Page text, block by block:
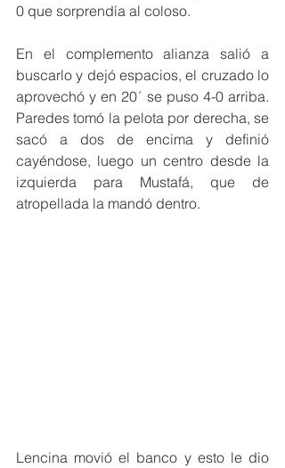
0 que sorprendía al coloso.
En el complemento alianza salió a
buscarlo y dejó espacios, el cruzado lo
aprovechó y en 20´ se puso 4-0 arriba.
Paredes tomó la pelota por derecha, se
sacó a dos de encima y definió
cayéndose, luego un centro desde la
izquierda para Mustafá, que de
atropellada la mandó dentro.
Lencina movió el banco y esto le dio